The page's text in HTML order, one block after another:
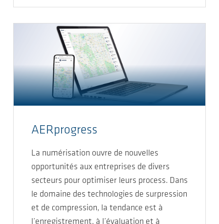
AERprogress
La numérisation ouvre de nouvelles
opportunités aux entreprises de divers
secteurs pour optimiser leurs process. Dans
le domaine des technologies de surpression
et de compression, la tendance est à
l’enregistrement, à l’évaluation et à